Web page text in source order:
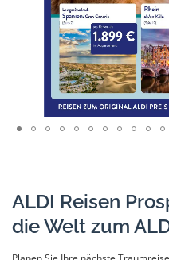
ALDI Reisen
die Welt zum